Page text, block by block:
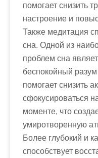
помогает снизить
настроение и
Также медитация
сна. Одной из
проблем сна
беспокойный
помогает снизить
сфокусироваться
моменте, что
умиротворенную
Более глубокий и
способствует